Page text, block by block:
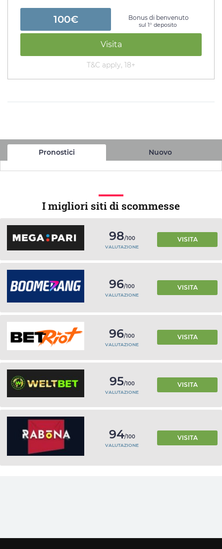
100€ Bonus di benvenuto
sul 1° deposito
Visita
T&C apply, 18+
Pronostici Nuovo
I migliori siti di scommesse
98/100
VALUTAZIONE
VISITA
96/100
VALUTAZIONE
VISITA
96/100
VALUTAZIONE
VISITA
95/100
VALUTAZIONE
VISITA
94/100
VALUTAZIONE
VISITA